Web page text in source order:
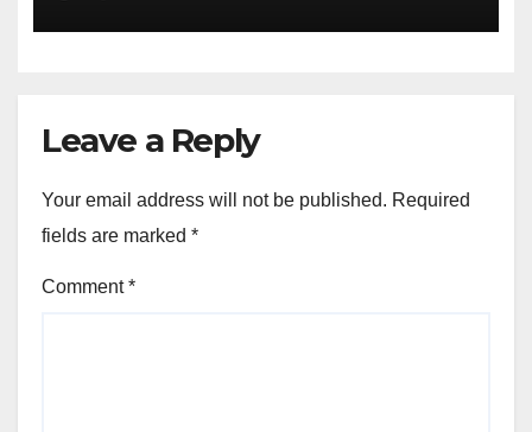
Leave a Reply
Your email address will not be published. Required
fields are marked *
Comment*